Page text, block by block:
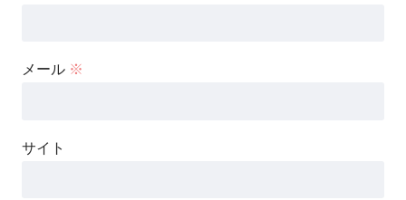
メール ※
サイト